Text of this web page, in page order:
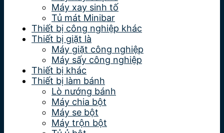
Máy xay sinh tố
Tủ mát Minibar
Thiết bị công nghiệp khác
Thiết bị giặt là
Máy giặt công nghiệp
Máy sấy công nghiệp
Thiết bị khác
Thiết bị làm bánh
Lò nướng bánh
Máy chia bột
Máy se bột
Máy trộn bột